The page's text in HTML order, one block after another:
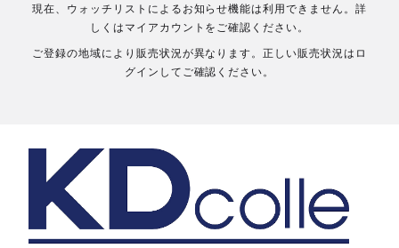
現在、ウォッチリストによるお知らせ機能は利用できません。詳
しくはマイアカウントをご確認ください。
ご登録の地域により販売状況が異なります。正しい販売状況はロ
グインしてご確認ください。